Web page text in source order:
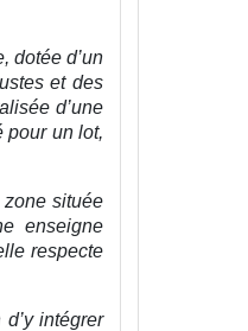
dotée d’un
et des
d’une
pour un lot,
située
enseigne
respecte
intégrer